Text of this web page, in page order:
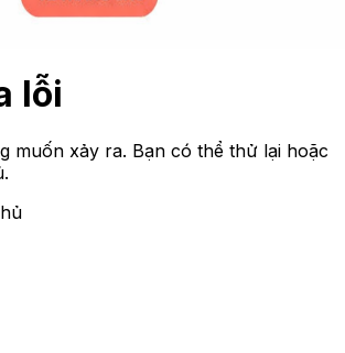
lỗi
muốn xảy ra. Bạn có thể thử lại hoặc